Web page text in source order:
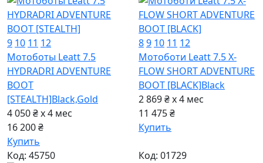
9 10 11 12
Мотоботы Leatt 7.5
HYDRADRI ADVENTURE
BOOT
[STEALTH]Black,Gold
4 050 ₴ x 4 мес
16 200 ₴
Купить
89 10 11 12
Мотоботи Leatt 7.5 X-
FLOW SHORT ADVENTURE
BOOT [BLACK]Black
2 869 ₴ x 4 мес
11 475 ₴
Купить
Код: 45750 Код: 01729